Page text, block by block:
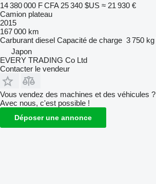
14 380 000 F CFA 25 340 $US ≈ 21 930 €
Camion plateau
2015
167 000 km
Carburant diesel Capacité de charge 3 750 kg
Japon
EVERY TRADING Co Ltd
Contacter le vendeur
Vous vendez des machines et des véhicules ?
Avec nous, c'est possible !
Déposer une annonce